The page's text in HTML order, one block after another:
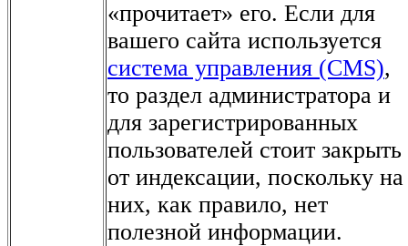
«прочитает» его. Если для
вашего сайта используется
система управления (CMS),
то раздел администратора и
для зарегистрированных
пользователей стоит закрыть
от индексации, поскольку на
них, как правило, нет
полезной информации.